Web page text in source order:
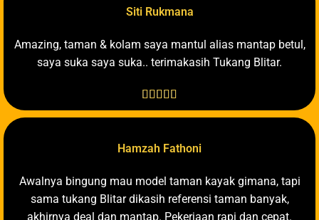
Siti Rukmana
Amazing, taman & kolam saya mantul alias mantap betul,
saya suka saya suka.. terimakasih Tukang Blitar.
    
Hamzah Fathoni
Awalnya bingung mau model taman kayak gimana, tapi
sama tukang Blitar dikasih referensi taman banyak,
akhirnya deal dan mantap. Pekerjaan rapi dan cepat.